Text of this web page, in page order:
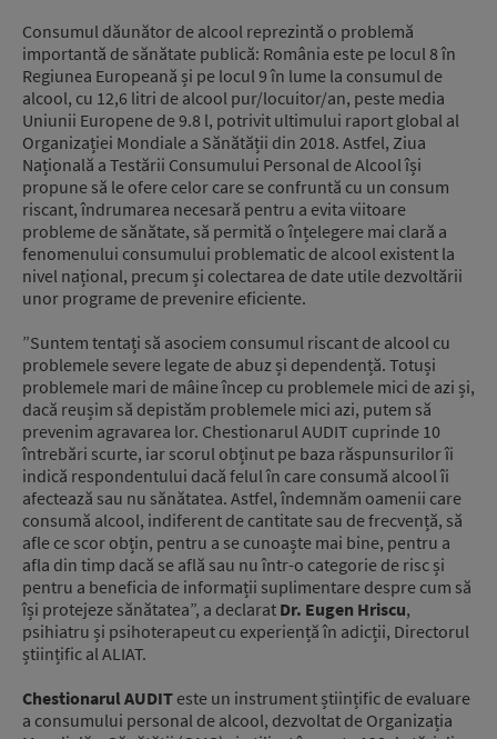
Consumul dăunător de alcool reprezintă o problemă
importantă de sănătate publică: România este pe locul 8 în
Regiunea Europeană și pe locul 9 în lume la consumul de
alcool, cu 12,6 litri de alcool pur/locuitor/an, peste media
Uniunii Europene de 9.8 l, potrivit ultimului raport global al
Organizației Mondiale a Sănătății din 2018. Astfel, Ziua
Națională a Testării Consumului Personal de Alcool își
propune să le ofere celor care se confruntă cu un consum
riscant, îndrumarea necesară pentru a evita viitoare
probleme de sănătate, să permită o înțelegere mai clară a
fenomenului consumului problematic de alcool existent la
nivel național, precum și colectarea de date utile dezvoltării
unor programe de prevenire eficiente.
”Suntem tentați să asociem consumul riscant de alcool cu
problemele severe legate de abuz și dependență. Totuși
problemele mari de mâine încep cu problemele mici de azi și,
dacă reușim să depistăm problemele mici azi, putem să
prevenim agravarea lor. Chestionarul AUDIT cuprinde 10
întrebări scurte, iar scorul obținut pe baza răspunsurilor îi
indică respondentului dacă felul în care consumă alcool îi
afectează sau nu sănătatea. Astfel, îndemnăm oamenii care
consumă alcool, indiferent de cantitate sau de frecvență, să
afle ce scor obțin, pentru a se cunoaște mai bine, pentru a
afla din timp dacă se află sau nu într-o categorie de risc și
pentru a beneficia de informații suplimentare despre cum să
își protejeze sănătatea”, a declarat Dr. Eugen Hriscu,
psihiatru și psihoterapeut cu experiență în adicții, Directorul
științific al ALIAT.
Chestionarul AUDIT este un instrument științific de evaluare
a consumului personal de alcool, dezvoltat de Organizația